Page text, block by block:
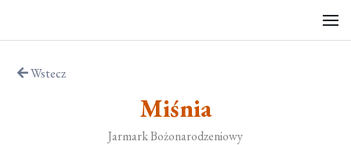
Wstecz
Miśnia
Jarmark Bożonarodzeniowy